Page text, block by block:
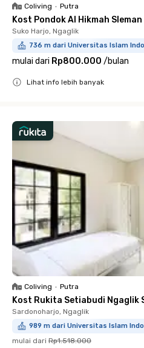
Coliving • Putra
Kost Pondok Al Hikmah
Suko Harjo, Ngaglik
736 m dari Universitas Islam
mulai dari Rp800.000 /bulan
Lihat info lebih banyak
Coliving • Putra
Kost Rukita Setiabudi Ngaglik
Sardonoharjo, Ngaglik
989 m dari Universitas Islam
mulai dari Rp1.518.000